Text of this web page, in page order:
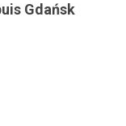
Gdańsk